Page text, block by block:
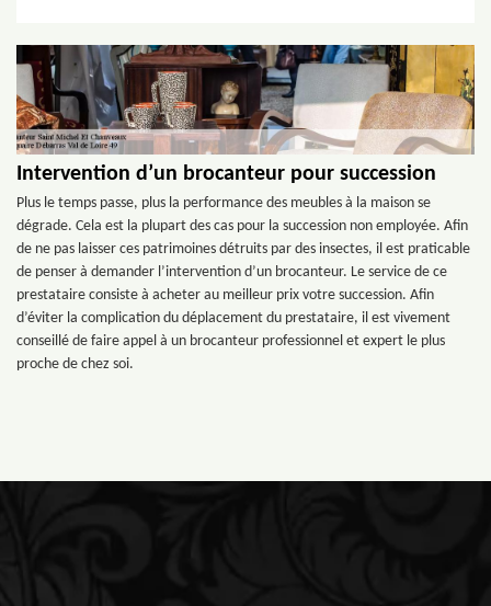
Intervention d’un brocanteur pour succession
Plus le temps passe, plus la performance des meubles à la maison se
dégrade. Cela est la plupart des cas pour la succession non employée. Afin
de ne pas laisser ces patrimoines détruits par des insectes, il est praticable
de penser à demander l’intervention d’un brocanteur. Le service de ce
prestataire consiste à acheter au meilleur prix votre succession. Afin
d’éviter la complication du déplacement du prestataire, il est vivement
conseillé de faire appel à un brocanteur professionnel et expert le plus
proche de chez soi.